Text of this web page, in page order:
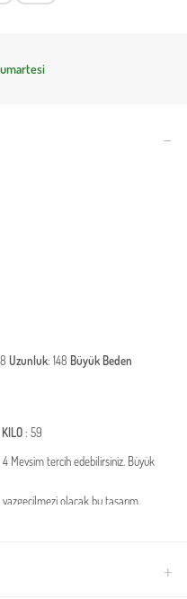
Uzunluk: 148 Büyük Beden
KILO: 59
Mevsim tercih edebilirsiniz. Büyük
olacak bu tasarım,
kendine has parlaklığı ve
kaliteli dokuma, gün boyu konfor
Özelliği: Birinci sınıf, dökümlü ve